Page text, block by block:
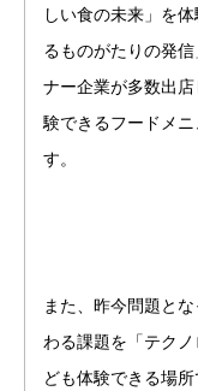
しい食の未来」を
るものがたりの発
ナー企業が多数出
験できるフードメ
す。
また、昨今問題と
わる課題を「テク
ども体験できる場